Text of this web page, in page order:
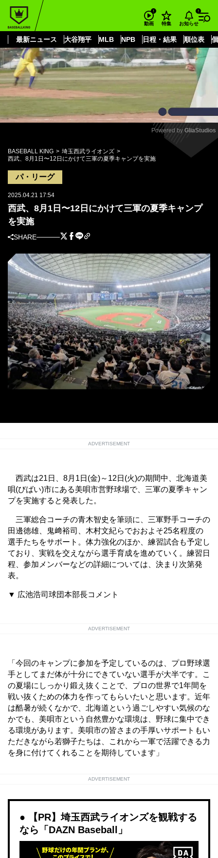
動画 特集 お知らせ
最新ニュース 大谷翔平 MLB NPB 日程・結果 順位表
もっと見る
Mute
Powered by GliaStudios
BASEBALL KING
埼玉西武ライオンズ
西武、8月1日〜12日にかけて三軍の夏季キャンプを実施
パ・リーグ
2025.04.21 17:54
西武、8月1日〜12日にかけて三軍の夏季キャンプ
を実施
SHARE
ADVERTISEMENT
西武は21日、8月1日(金)～12日(火)の期間中、北海道美
唄(びばい)市にある美唄市営野球場で、三軍の夏季キャン
プを実施すると発表した。
三軍総合コーチの青木智史を筆頭に、三軍野手コーチの
田邊徳雄、鬼﨑裕司、木村文紀らでおおよそ25名程度の
選手たちをサポート。体力強化のほか、練習試合も予定し
ており、実戦を交えながら選手育成を進めていく。練習日
程、参加メンバーなどの詳細については、決まり次第発
表。
▼ 広池浩司球団本部長コメント
ADVERTISEMENT
「今回のキャンプに参加を予定しているのは、プロ野球選
手としてまだ体が十分にできていない選手が大半です。こ
の夏場にしっかり鍛え抜くことで、プロの世界で1年間を
戦い抜くための体力を作ってもらいたいと思います。近年
は酷暑が続くなかで、北海道という過ごしやすい気候のな
かでも、美唄市という自然豊かな環境は、野球に集中でき
る環境があります。美唄市の皆さまの手厚いサポートもい
ただきながら若獅子たちは、これから一軍で活躍できる力
を身に付けてくれることを期待しています」
ADVERTISEMENT
【PR】埼玉西武ライオンズを観戦する
なら「DAZN Baseball」